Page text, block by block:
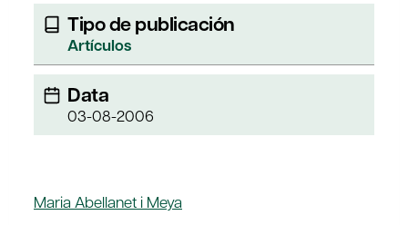
Tipo de publicación
Artículos
Data
03-08-2006
Maria Abellanet i Meya